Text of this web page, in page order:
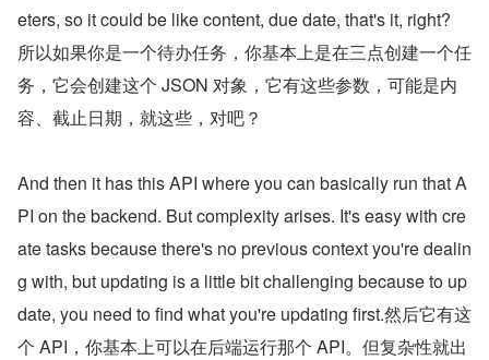
eters, so it could be like content, due date, that's it, right?
所以如果你是一个待办任务，你基本上是在三点创建一个任
务，它会创建这个 JSON 对象，它有这些参数，可能是内
容、截止日期，就这些，对吧？
And then it has this API where you can basically run that A
PI on the backend. But complexity arises. It's easy with cre
ate tasks because there's no previous context you're dealin
g with, but updating is a little bit challenging because to up
date, you need to find what you're updating first.然后它有这
个 API，你基本上可以在后端运行那个 API。但复杂性就出